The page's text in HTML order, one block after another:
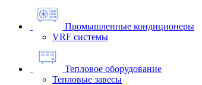
Промышленные кондиционеры
VRF системы
Тепловое оборудование
Тепловые завесы